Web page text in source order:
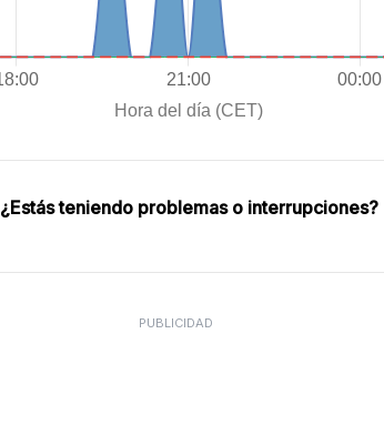
¿Estás teniendo problemas o interrupciones?
PUBLICIDAD